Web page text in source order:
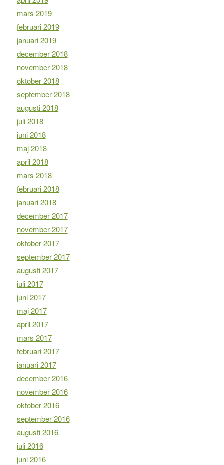
mars 2019
februari 2019
januari 2019
december 2018
november 2018
oktober 2018
september 2018
augusti 2018
juli 2018
juni 2018
maj 2018
april 2018
mars 2018
februari 2018
januari 2018
december 2017
november 2017
oktober 2017
september 2017
augusti 2017
juli 2017
juni 2017
maj 2017
april 2017
mars 2017
februari 2017
januari 2017
december 2016
november 2016
oktober 2016
september 2016
augusti 2016
juli 2016
juni 2016